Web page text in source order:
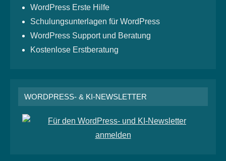
WordPress Erste Hilfe
Schulungsunterlagen für WordPress
WordPress Support und Beratung
Kostenlose Erstberatung
WORDPRESS- & KI-NEWSLETTER